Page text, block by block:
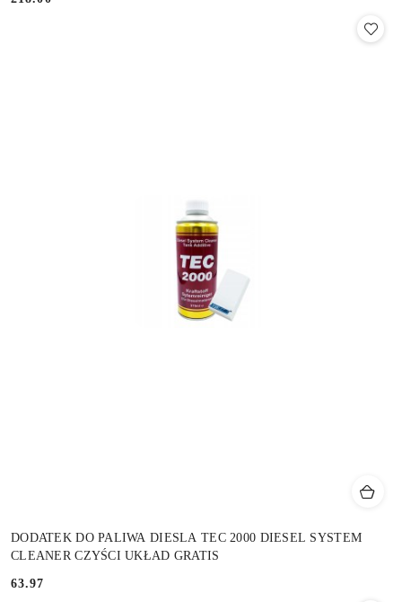
Cena:
DODATEK DO PALIWA DIESLA TEC 2000 DIESEL SYSTEM
CLEANER CZYŚCI UKŁAD GRATIS
Cena:
63.97